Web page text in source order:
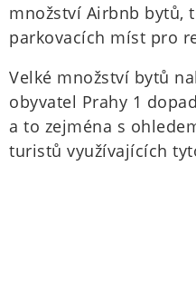
množství Airbnb bytů,
parkovacích míst pro
Velké množství bytů
obyvatel Prahy 1
a to zejména s
turistů využívajících